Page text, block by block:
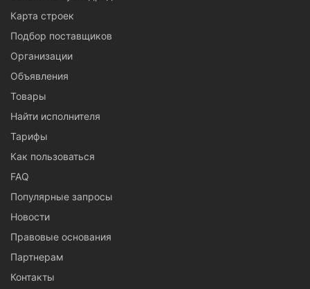
Карта строек
Подбор поставщиков
Организации
Объявления
Товары
Найти исполнителя
Тарифы
Как пользоваться
FAQ
Популярные запросы
Новости
Правовые основания
Партнерам
Контакты